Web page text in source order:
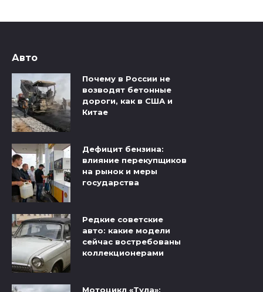
Авто
Почему в России не
возводят бетонные
дороги, как в США и
Китае
Дефицит бензина:
влияние перекупщиков
на рынок и меры
государства
Редкие советские
авто: какие модели
сейчас востребованы
коллекционерами
Мотоцикл «Тула»: